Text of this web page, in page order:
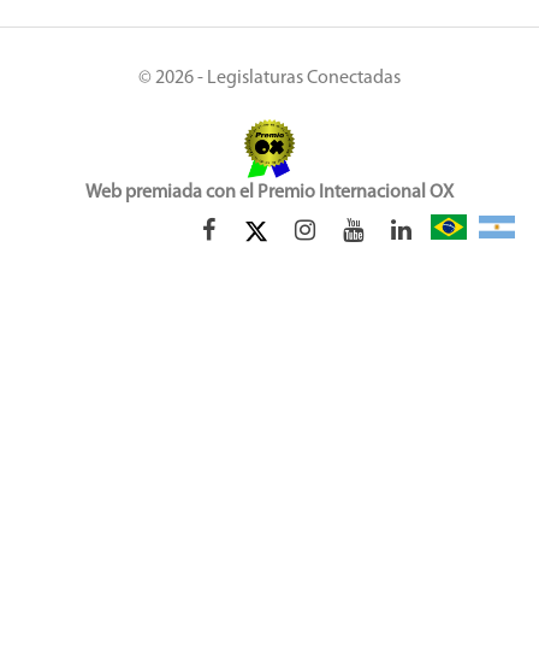
© 2026 - Legislaturas Conectadas
Web premiada con el Premio Internacional OX